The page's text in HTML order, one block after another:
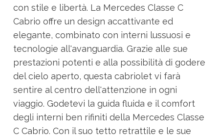
con stile e libertà. La Mercedes Classe C
Cabrio offre un design accattivante ed
elegante, combinato con interni lussuosi e
tecnologie all'avanguardia. Grazie alle sue
prestazioni potenti e alla possibilità di godere
del cielo aperto, questa cabriolet vi farà
sentire al centro dell'attenzione in ogni
viaggio. Godetevi la guida fluida e il comfort
degli interni ben rifiniti della Mercedes Classe
C Cabrio. Con il suo tetto retrattile e le sue